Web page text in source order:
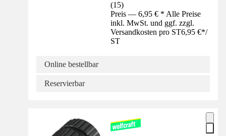
(15)
Preis — 6,95 € * Alle Preise
inkl. MwSt. und ggf. zzgl.
Versandkosten pro ST6,95 €*/
ST
Online bestellbar
Reservierbar